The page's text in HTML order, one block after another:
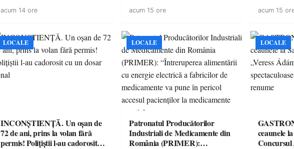
acum 14 ore
singură zi
acum 15 ore acum 15
LOCALE
INCONȘTIENȚĂ. Un oșan de
72 de ani, prins la volan fără
permis! Polițiștii l-au cadorosit
LOCALE
Patronatul Producătorilor
Industriali de Medicamente din
România (PRIMER):
LOCALE
ceaunele
Concursul